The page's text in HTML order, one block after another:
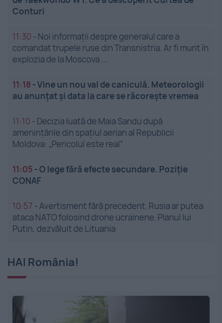
Conturi
11:30 - Noi informații despre generalul care a
comandat trupele ruse din Transnistria. Ar fi murit în
explozia de la Moscova ...
11:18 -Vine un nou val de caniculă. Meteorologii
au anunțat și data la care se răcorește vremea
11:10 - Decizia luată de Maia Sandu după
amenințările din spațiul aerian al Republicii
Moldova: „Pericolul este real”
11:05 -O lege fără efecte secundare. Poziție
CONAF
10:57 -Avertisment fără precedent. Rusia ar putea
ataca NATO folosind drone ucrainene. Planul lui
Putin, dezvăluit de Lituania
HAI România!